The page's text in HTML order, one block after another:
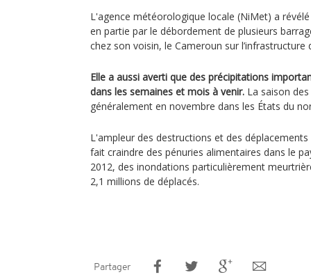
L'agence météorologique locale (NiMet) a
en partie par le débordement de plusieurs
chez son voisin, le Cameroun sur l’infrastructure
Elle a aussi averti que des précipitations
dans les semaines et mois à venir. La saison
généralement en novembre dans les États du
L'ampleur des destructions et des
fait craindre des pénuries alimentaires dans le
2012, des inondations particulièrement
2,1 millions de déplacés.
Partager